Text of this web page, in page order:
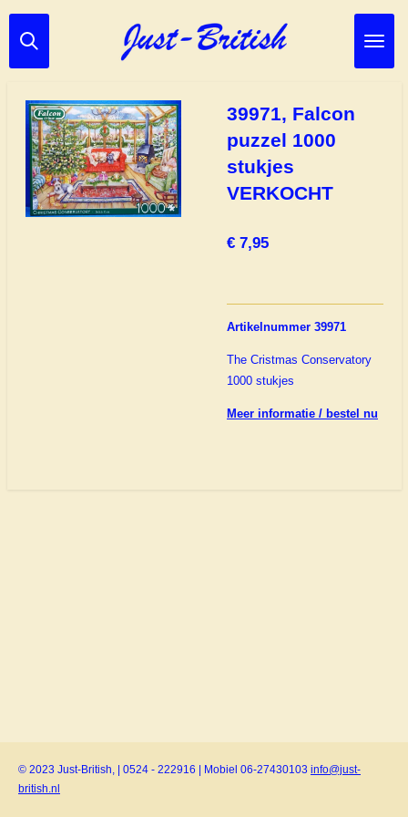
Ga
direct
hoofdinhoud
39971, Falcon
puzzel 1000
stukjes
VERKOCHT
€ 7,95
Artikelnummer 39971
The Cristmas Conservatory
1000 stukjes
Meer informatie / bestel nu
© 2023 Just-British, | 0524 - 222916 | Mobiel 06-27430103 info@just-
british.nl